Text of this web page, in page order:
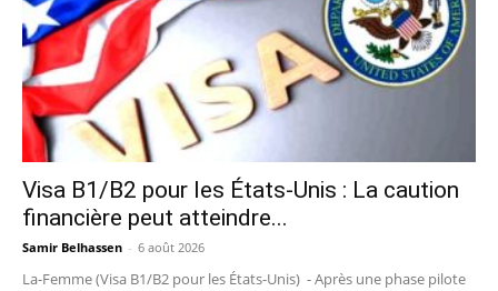
Visa B1/B2 pour les États-Unis : La caution
financière peut atteindre...
Samir Belhassen - 6 août 2026
La-Femme (Visa B1/B2 pour les États-Unis) - Après une phase pilote